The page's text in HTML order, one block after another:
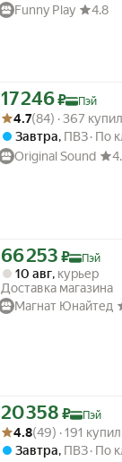
Funny Play
4.8
Цена с картой Яндекс
17 246₽
Пэй
Рейтинг товара: 4.7 из 5
Оценок: (84) · 367
4.7(84) · 367
Завтра, ПВЗ По
Original Sound
Цена с картой Яндекс
66 253 ₽ Пэй
10 авг, курьер
Доставка магазина
Магнат Юнайтед
Цена с картой Яндекс
20 358 ₽
Пэй
Рейтинг товара: 4.8 из 5
Оценок: (49) · 191
4.8(49) · 191
Завтра, ПВЗ По